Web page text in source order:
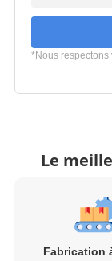
*Nous respectons
Le
Fabrication